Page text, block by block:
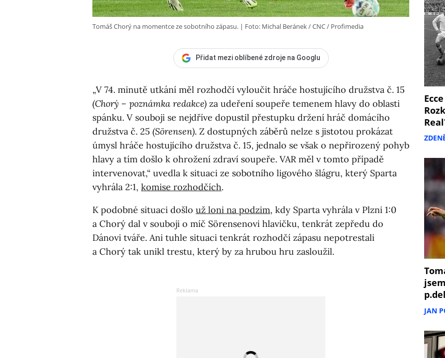
Tomáš Chorý na momentce ze sobotního zápasu. Foto: Michal Beránek / CNC / Profimedia
Přidat mezi oblíbené zdroje na Googlu
„V 74. minutě utkání měl rozhodčí vyloučit hráče hostujícího družstva č. 15
(Chorý – poznámka redakce) za udeření soupeře temenem hlavy do oblasti
spánku. V souboji se nejdříve dopustil přestupku držení hráč domácího
družstva č. 25 (Sörensen). Z dostupných záběrů nelze s jistotou prokázat
úmysl hráče hostujícího družstva č. 15, jednalo se však o nepřirozený pohyb
hlavy a tím došlo k ohrožení zdraví soupeře. VAR měl v tomto případě
intervenovat,“ uvedla k situaci ze sobotního ligového šlágru, který Sparta
vyhrála 2:1, komise rozhodčích.
K podobné situaci došlo už loni na podzim, kdy Sparta vyhrála v Plzni 1:0
a Chorý dal v souboji o míč Sörensenovi hlavičku, tenkrát zepředu do
Dánovi tváře. Ani tuhle situaci tenkrát rozhodčí zápasu nepotrestali
a Chorý tak unikl trestu, který by za hrubou hru zasloužil.
p.del
JAN